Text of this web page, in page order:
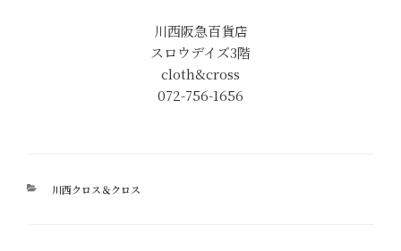
川西阪急百貨店
スロウデイズ3階
cloth&cross
072-756-1656
カ
川西クロス＆クロス